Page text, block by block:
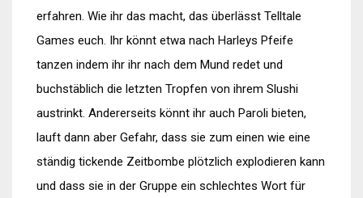
erfahren. Wie ihr das macht, das überlässt Telltale
Games euch. Ihr könnt etwa nach Harleys Pfeife
tanzen indem ihr ihr nach dem Mund redet und
buchstäblich die letzten Tropfen von ihrem Slushi
austrinkt. Andererseits könnt ihr auch Paroli bieten,
lauft dann aber Gefahr, dass sie zum einen wie eine
ständig tickende Zeitbombe plötzlich explodieren kann
und dass sie in der Gruppe ein schlechtes Wort für